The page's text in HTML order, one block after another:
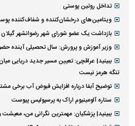
تداخل روتین پوستی
ویتامین‌های درخشان‌کننده و شفاف‌کننده
بازداشت یک عضو شورای شهر رضوانشهر گیلان
وزیر آموزش و پرورش: سال تحصیلی آینده
ببینید| عراقچی: تعیین مسیر جدید دریایی
تنگه هرمز نیست
توضیح آبفا درباره افزایش قبوض آب برخی
ستاره آلومینیوم اراک به پرسپولیس پیوست
ببینید| پزشکیان: مهمترین نگرانی من،